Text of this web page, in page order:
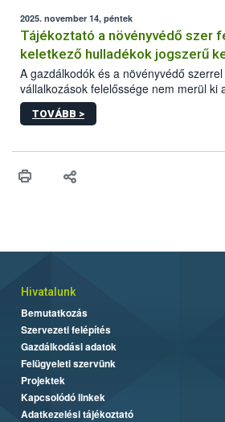
mennyiségének esetenként a kezelt
lennie. Nem minden élelmiszer
Azokban az élelmiszerekben is,
általában csak nagyon kis
jelenthetnek kockázatot a fogyasztó
2025. november 14, péntek
Tájékoztató a növényvédő szer
keletkező hulladékok jogszerű
A gazdálkodók és a növényvédő
vállalkozások felelőssége nem merül ki
okszerű, szakszerű és biztonságos
esetben számolni kell a keletkező
természet védelme érdekében is
TOVÁBB >
Hivatalunk
Bemutatkozás
Szervezeti felépítés
Gazdálkodási adatok
Felügyeleti szervünk
Projektek
Kapcsolódó linkek
Adatkezelési tájékoztató